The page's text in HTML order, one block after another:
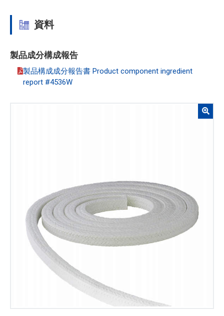
資料
製品成分構成報告
製品構成成分報告書 Product component ingredient
report #4536W